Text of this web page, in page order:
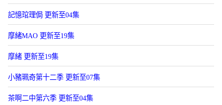
記憶琯理侷 更新至04集
摩緒MAO 更新至19集
摩緒 更新至19集
小豬珮奇第十二季 更新至07集
茶啊二中第六季 更新至04集